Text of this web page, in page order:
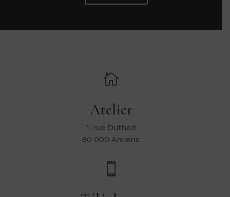

Atelier
1, rue Duthoit
80 000 Amiens
